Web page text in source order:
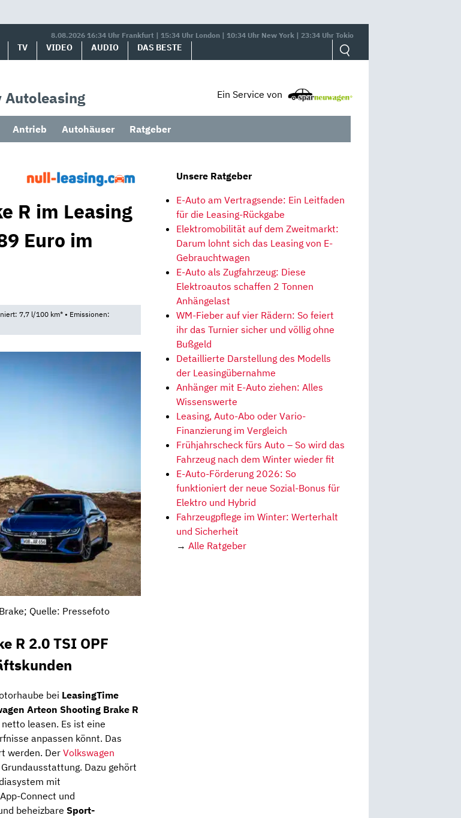
8.08.2026 16:34 Uhr Frankfurt | 15:34 Uhr London | 10:34 Uhr New York | 23:34 Uhr Tokio
TV VIDEO AUDIO DAS BESTE
Autoleasing Ein Service von
Antrieb Autohäuser Ratgeber
R im Leasing
Euro im
7,7 l/100 km* • Emissionen:
Quelle: Pressefoto
R 2.0 TSI OPF
bei LeasingTime
Arteon Shooting Brake R
leasen. Es ist eine
anpassen könnt. Das
werden. DerVolkswagen
Dazu gehört
mit
Connect und
beheizbare Sport-
Unsere Ratgeber
E-Auto am Vertragsende: Ein Leitfaden
für die Leasing-Rückgabe
Elektromobilität auf dem Zweitmarkt:
Darum lohnt sich das Leasing von E-
Gebrauchtwagen
E-Auto als Zugfahrzeug: Diese
Elektroautos schaffen 2 Tonnen
Anhängelast
WM-Fieber auf vier Rädern: So feiert
ihr das Turnier sicher und völlig ohne
Bußgeld
Detaillierte Darstellung des Modells
der Leasingübernahme
Anhänger mit E-Auto ziehen: Alles
Wissenswerte
Leasing, Auto-Abo oder Vario-
Finanzierung im Vergleich
Frühjahrscheck fürs Auto – So wird das
Fahrzeug nach dem Winter wieder fit
E-Auto-Förderung 2026: So
funktioniert der neue Sozial-Bonus für
Elektro und Hybrid
Fahrzeugpflege im Winter: Werterhalt
und Sicherheit
→ Alle Ratgeber